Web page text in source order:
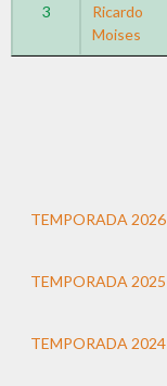
3
Ricardo
Moises
TEMPORADA 2026
TEMPORADA 2025
TEMPORADA 2024